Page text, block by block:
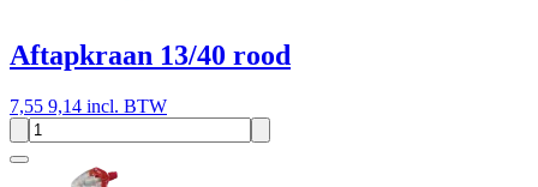
Aftapkraan 13/40 rood
7,55 9,14 incl. BTW